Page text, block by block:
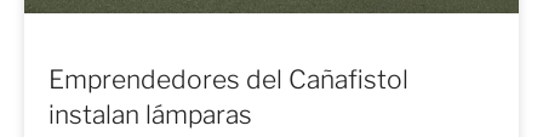
Emprendedores del Cañafistol
instalan lámparas